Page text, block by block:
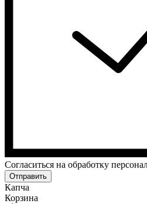
Cогласиться на обработку
Отправить
Капча
Корзина